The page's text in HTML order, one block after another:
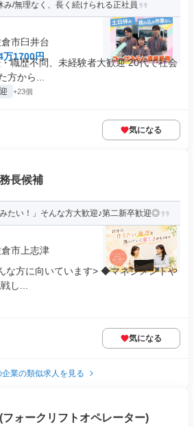
み/無理なく、長く続けられる正社員
市臼井台
万1700円
職歴不問、未経験者大歓迎 20代で社会
方から...
+23個
気になる
長候補
みたい！」そんな方大歓迎♪第二新卒歓迎◎
市上志津
な方に向いています> ◆マネジメントや
し...
気になる
企業の類似求人を見る
ォークリフトオペレーター)